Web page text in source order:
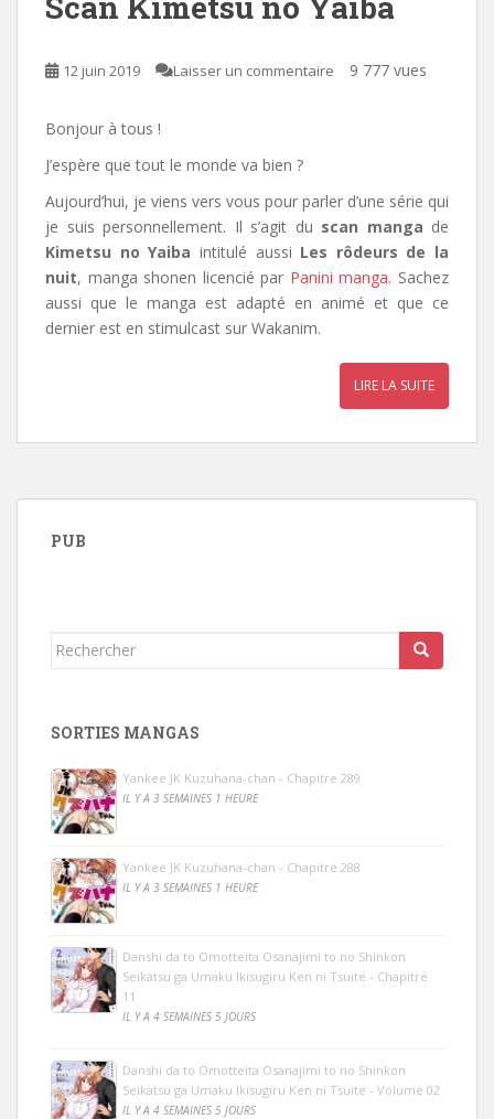
12 juin 2019 Laisser un commentaire 9 777 vues
Bonjour à tous !
J’espère que tout le monde va bien ?
Aujourd’hui, je viens vers vous pour parler d’une série qui
je suis personnellement. Il s’agit du scan manga de
Kimetsu no Yaiba intitulé aussi Les rôdeurs de la
nuit, manga shonen licencié par Panini manga. Sachez
aussi que le manga est adapté en animé et que ce
dernier est en stimulcast sur Wakanim.
LIRE LA SUITE
PUB
Rechercher...
SORTIES MANGAS
Yankee JK Kuzuhana-chan - Chapitre 289
IL Y A 3 SEMAINES 1 HEURE
Yankee JK Kuzuhana-chan - Chapitre 288
IL Y A 3 SEMAINES 1 HEURE
Danshi da to Omotteita Osanajimi to no Shinkon
Seikatsu ga Umaku Ikisugiru Ken ni Tsuite - Chapitre
11
IL Y A 4 SEMAINES 5 JOURS
Danshi da to Omotteita Osanajimi to no Shinkon
Seikatsu ga Umaku Ikisugiru Ken ni Tsuite - Volume 02
IL Y A 4 SEMAINES 5 JOURS